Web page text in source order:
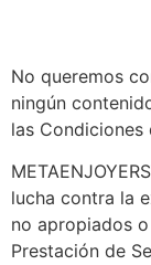
No queremos
ningún
las Condiciones
lucha contra la
no apropiados
Prestación de